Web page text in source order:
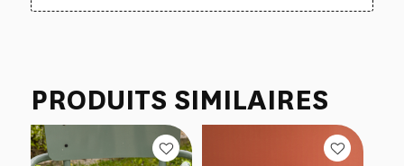
PRODUITS SIMILAIRES